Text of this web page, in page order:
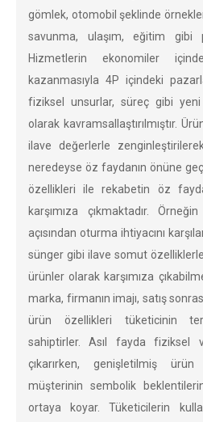
gömlek, otomobil şeklinde
savunma, ulaşım, eğitim gibi
Hizmetlerin ekonomiler
kazanmasıyla 4P içindeki
fiziksel unsurlar, süreç gibi
olarak kavramsallaştırılmıştır.
ilave değerlerle
neredeyse öz faydanın önüne
özellikleri ile rekabetin öz
karşımıza çıkmaktadır.
açısından oturma ihtiyacını
sünger gibi ilave somut
ürünler olarak karşımıza
marka, firmanın imajı, satış
ürün özellikleri tüketicinin
sahiptirler. Asıl fayda fiziksel
çıkarırken, genişletilmiş
müşterinin sembolik
ortaya koyar. Tüketicilerin